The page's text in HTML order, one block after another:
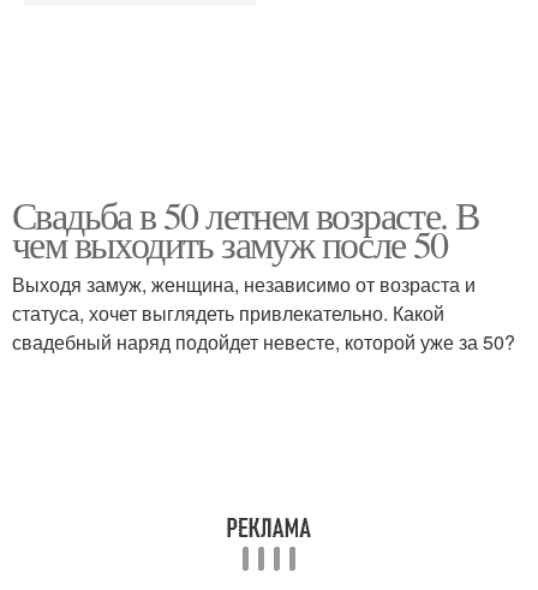
Свадьба в 50 летнем возрасте. В
чем выходить замуж после 50
Выходя замуж, женщина, независимо от возраста и
статуса, хочет выглядеть привлекательно. Какой
свадебный наряд подойдет невесте, которой уже за 50?